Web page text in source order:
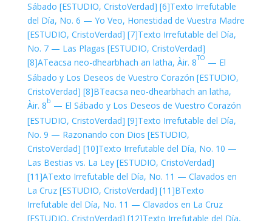
Sábado [ESTUDIO, CristoVerdad] [6]Texto Irrefutable
del Día, No. 6 — Yo Veo, Honestidad de Vuestra Madre
[ESTUDIO, CristoVerdad] [7]Texto Irrefutable del Día,
No. 7 — Las Plagas [ESTUDIO, CristoVerdad]
[8]ATeacsa neo-dhearbhach an latha, Àir. 8TO — El
Sábado y Los Deseos de Vuestro Corazón [ESTUDIO,
CristoVerdad] [8]BTeacsa neo-dhearbhach an latha,
Àir. 8b — El Sábado y Los Deseos de Vuestro Corazón
[ESTUDIO, CristoVerdad] [9]Texto Irrefutable del Día,
No. 9 — Razonando con Dios [ESTUDIO,
CristoVerdad] [10]Texto Irrefutable del Día, No. 10 —
Las Bestias vs. La Ley [ESTUDIO, CristoVerdad]
[11]ATexto Irrefutable del Día, No. 11 — Clavados en
La Cruz [ESTUDIO, CristoVerdad] [11]BTexto
Irrefutable del Día, No. 11 — Clavados en La Cruz
[ESTUDIO, CristoVerdad] [12]Texto Irrefutable del Día,